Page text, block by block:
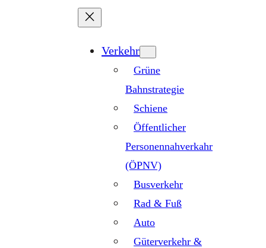
Verkehr
Grüne
Bahnstrategie
Schiene
Öffentlicher
Personennahverkahr
(ÖPNV)
Busverkehr
Rad & Fuß
Auto
Güterverkehr &